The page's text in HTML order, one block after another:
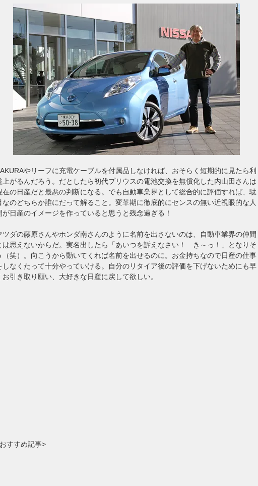
やリーフに充電ケーブルを付属品しなければ、おそらく短期的に見たら利
上がるんだろう。だとしたら初代プリウスの電池交換を無償化した内山田さんは
在の日産だと最悪の判断になる。でも自動車業界として総合的に評価すれば、駄
なのどちらか誰にだって解ること。変革期に徹底的にセンスの無い近視眼的な人
が日産のイメージを作っていると思うと残念過ぎる！
ツダの藤原さんやホンダ南さんのように名前を出さないのは、自動車業界の仲間
は思えないからだ。実名出したら「あいつを訴えなさい！ き～っ！」となりそ
（笑）。向こうから動いてくれば名前を出せるのに。お金持ちなので日産の仕事
しなくたって十分やっていける。自分のリタイア後の評価を下げないためにも早
お引き取り願い、大好きな日産に戻して欲しい。
すすめ記事>